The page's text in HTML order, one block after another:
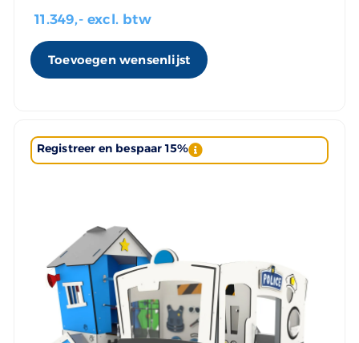
11.349,- excl. btw
Toevoegen wensenlijst
Registreer en bespaar 15%